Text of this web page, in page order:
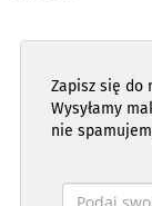
Zapisz się do
Wysyłamy
nie